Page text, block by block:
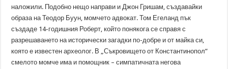
наложили. Подобно нещо направи и Джон Гришам, създавайки
образа на Теодор Буун, момчето адвокат. Том Егеланд пък
създаде 14-годишния Роберт, който понякога се справя с
разрешаването на исторически загадки по-добре и от майка си,
която е известен археолог. В „Съкровището от Константинопол”
смелото момче има и помощник – симпатичната негова